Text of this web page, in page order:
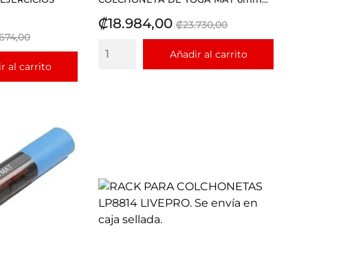
al carrito
Precio
₡18.984,00 Precio
base
₡23.730,00
Añadir al carrito